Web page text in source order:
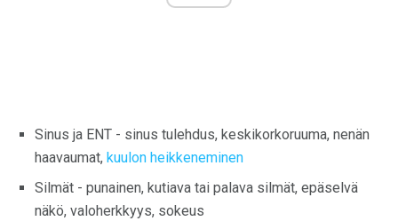
Sinus ja ENT - sinus tulehdus, keskikorkoruuma, nenän
haavaumat, kuulon heikkeneminen
Silmät - punainen, kutiava tai palava silmät, epäselvä
näkö, valoherkkyys, sokeus